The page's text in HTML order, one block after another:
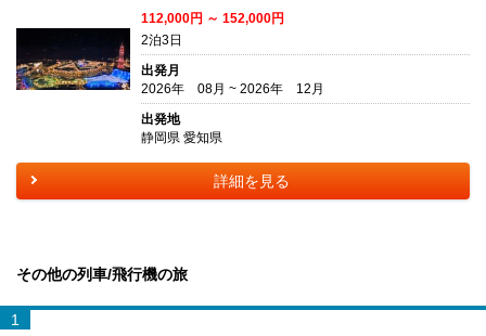
112,000円 ～ 152,000円
2泊3日
出発月
2026年 08月 ~ 2026年 12月
出発地
静岡県 愛知県
詳細を見る
その他の列車/飛行機の旅
1